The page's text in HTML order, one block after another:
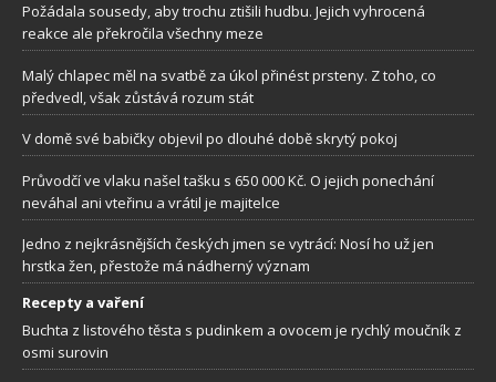
Požádala sousedy, aby trochu ztišili hudbu. Jejich vyhrocená
reakce ale překročila všechny meze
Malý chlapec měl na svatbě za úkol přinést prsteny. Z toho, co
předvedl, však zůstává rozum stát
V domě své babičky objevil po dlouhé době skrytý pokoj
Průvodčí ve vlaku našel tašku s 650 000 Kč. O jejich ponechání
neváhal ani vteřinu a vrátil je majitelce
Jedno z nejkrásnějších českých jmen se vytrácí: Nosí ho už jen
hrstka žen, přestože má nádherný význam
Recepty a vaření
Buchta z listového těsta s pudinkem a ovocem je rychlý moučník z
osmi surovin